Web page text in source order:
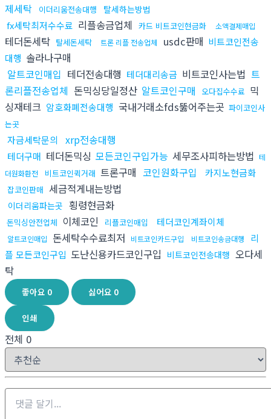
제세탁
이더리움전송대행 탈세하는방법
fx세탁최저수수료 리플송금업체 카드 비트코인현금화 소액결제매입
테더돈세탁 탈세돈세탁 트론 리플 전송업체 usdc판매 비트코인전송
대행 솔라나구매
알트코인매입 테더전송대행 테더대리송금 비트코인사는법 트
론리플전송업체 돈믹싱당일정산 알트코인구매 오다집수수료 믹
싱재테크 암호화폐전송대행 국내거래소fds뚫어주는곳 파이코인사
는곳
자금세탁문의 xrp전송대행
테더구매 테더돈믹싱 모든코인구입가능 세무조사피하는방법 테
더원화환전
비트코인퀵거래 트론구매 코인원화구입 카지노현금화
잡코인판매 세금적게내는방법
이더리움파는곳 횡령현금화
돈믹싱안전업체 이체코인 리플코인매입 테더코인계좌이체
알트코인매입 돈세탁수수료최저 비트코인카드구입 비트코인송금대행
리
플 모든코인구입 도난신용카드코인구입 비트코인전송대행 오다세
탁
좋아요 0 싫어요 0
인쇄
전체 0